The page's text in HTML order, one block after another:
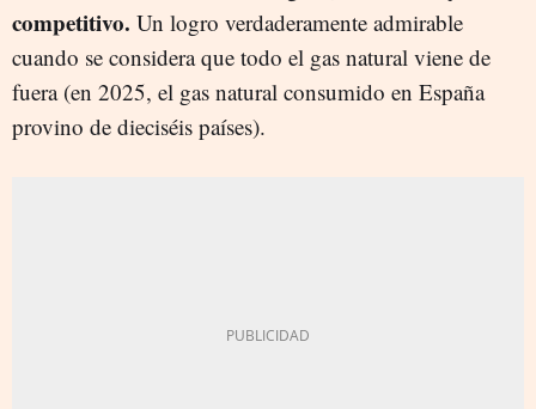
competitivo. Un logro verdaderamente admirable
cuando se considera que todo el gas natural viene de
fuera (en 2025, el gas natural consumido en España
provino de dieciséis países).